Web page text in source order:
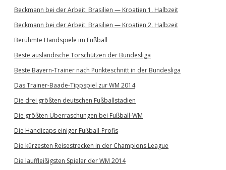
Beckmann bei der Arbeit: Brasilien — Kroatien 1. Halbzeit
Beckmann bei der Arbeit: Brasilien — Kroatien 2. Halbzeit
Berühmte Handspiele im Fußball
Beste ausländische Torschützen der Bundesliga
Beste Bayern-Trainer nach Punkteschnitt in der Bundesliga
Das Trainer-Baade-Tippspiel zur WM 2014
Die drei größten deutschen Fußballstadien
Die größten Überraschungen bei Fußball-WM
Die Handicaps einiger Fußball-Profis
Die kürzesten Reisestrecken in der Champions League
Die lauffleißigsten Spieler der WM 2014